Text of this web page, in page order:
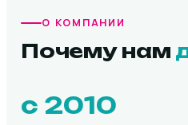
О КОМПАНИИ
Почему нам
с 2010